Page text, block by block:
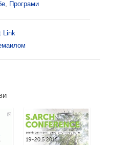
Програми
Link